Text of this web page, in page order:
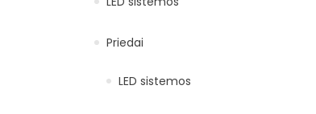
Priedai
LED sistemos